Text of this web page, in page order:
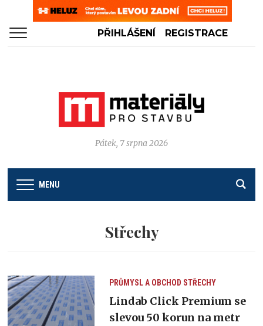
PŘIHLÁŠENÍ REGISTRACE
Pátek, 7 srpna 2026
MENU
Střechy
PRŮMYSL A OBCHOD STŘECHY
Lindab Click Premium se
slevou 50 korun na metr